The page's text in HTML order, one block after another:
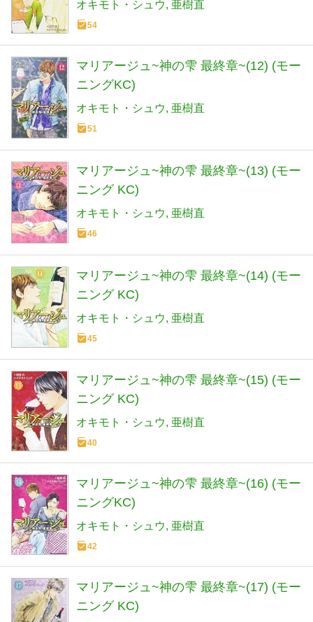
オキモト・シュウ 亜樹直
54
マリアージュ~神の雫 最終章~(12) (モー
ニングKC)
オキモト・シュウ 亜樹直
51
マリアージュ~神の雫 最終章~(13) (モー
ニング KC)
オキモト・シュウ 亜樹直
46
マリアージュ~神の雫 最終章~(14) (モー
ニング KC)
オキモト・シュウ 亜樹直
45
マリアージュ~神の雫 最終章~(15) (モー
ニング KC)
オキモト・シュウ 亜樹直
40
マリアージュ~神の雫 最終章~(16) (モー
ニングKC)
オキモト・シュウ 亜樹直
42
マリアージュ~神の雫 最終章~(17) (モー
ニング KC)